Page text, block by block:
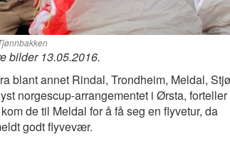
bilder 13.05.2016.
blant annet Rindal, Trondheim, Meldal,
norgescup-arrangementet i Ørsta, forteller
de til Meldal for å få seg en flyvetur, da
godt flyvevær.